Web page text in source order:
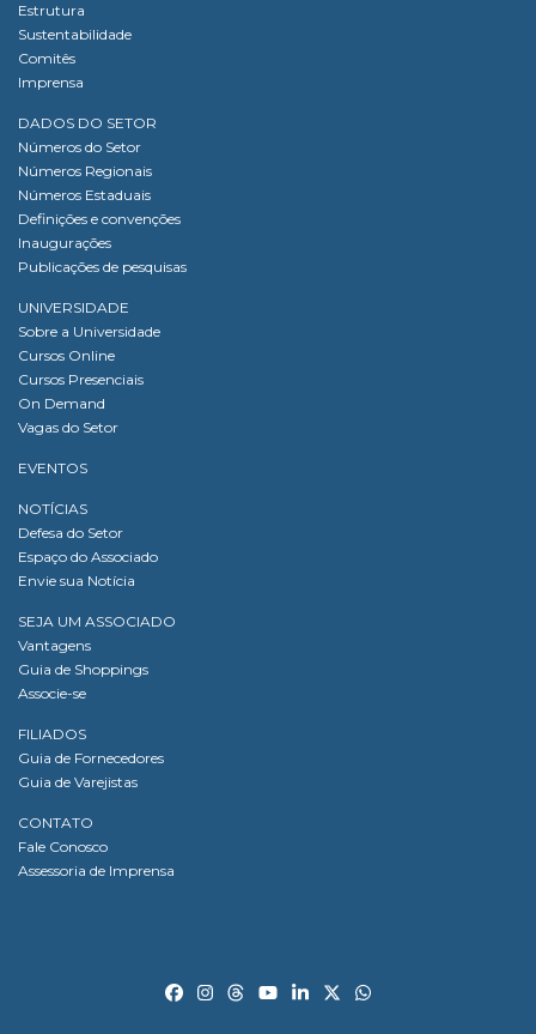
Estrutura
Sustentabilidade
Comitês
Imprensa
DADOS DO SETOR
Números do Setor
Números Regionais
Números Estaduais
Definições e convenções
Inaugurações
Publicações de pesquisas
UNIVERSIDADE
Sobre a Universidade
Cursos Online
Cursos Presenciais
On Demand
Vagas do Setor
EVENTOS
NOTÍCIAS
Defesa do Setor
Espaço do Associado
Envie sua Notícia
SEJA UM ASSOCIADO
Vantagens
Guia de Shoppings
Associe-se
FILIADOS
Guia de Fornecedores
Guia de Varejistas
CONTATO
Fale Conosco
Assessoria de Imprensa